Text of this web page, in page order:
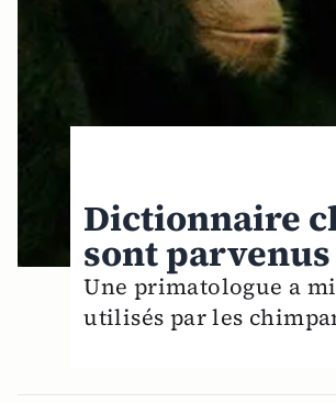
Dictionnaire
sont
Une primatologue a
utilisés par les